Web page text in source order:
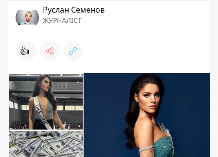
Руслан Семенов
ЖУРНАЛІСТ
👍